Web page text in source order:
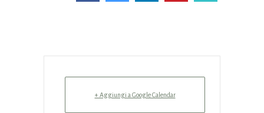
+ Aggiungi a Google Calendar